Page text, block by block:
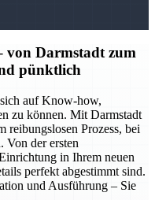
von Darmstadt zum
pünktlich
auf Know-how,
zu können. Mit Darmstadt
reibungslosen Prozess, bei
Von der ersten
in Ihrem neuen
perfekt abgestimmt sind.
und Ausführung – Sie